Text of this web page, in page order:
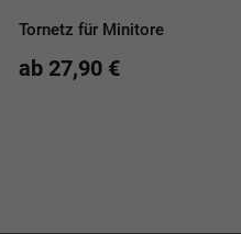
Tornetz für Minitore
ab 27,90 €